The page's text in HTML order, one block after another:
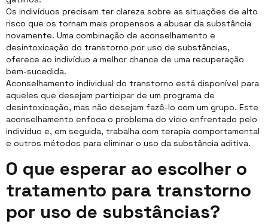
Os indivíduos precisam ter clareza sobre as situações de alto
risco que os tornam mais propensos a abusar da substância
novamente. Uma combinação de aconselhamento e
desintoxicação do transtorno por uso de substâncias,
oferece ao indivíduo a melhor chance de uma recuperação
bem-sucedida.
Aconselhamento individual do transtorno está disponível para
aqueles que desejam participar de um programa de
desintoxicação, mas não desejam fazê-lo com um grupo. Este
aconselhamento enfoca o problema do vício enfrentado pelo
indivíduo e, em seguida, trabalha com terapia comportamental
e outros métodos para eliminar o uso da substância aditiva.
O que esperar ao escolher o
tratamento para transtorno
por uso de substâncias?